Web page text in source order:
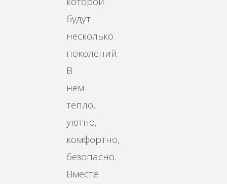
будут
несколько
поколений.
В
нем
тепло,
уютно,
комфортно,
безопасно.
Вместе